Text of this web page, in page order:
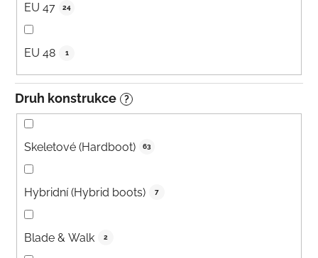
EU 47 24
EU 48 1
Druh konstrukce ?
Skeletové (Hardboot) 63
Hybridní (Hybrid boots) 7
Blade & Walk 2